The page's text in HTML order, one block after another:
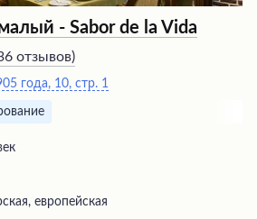
- Sabor de la Vida
отзывов)
года, 10, стр. 1
европейская